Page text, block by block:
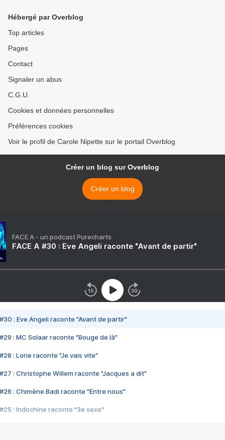
Hébergé par Overblog
Top articles
Pages
Contact
Signaler un abus
C.G.U.
Cookies et données personnelles
Préférences cookies
Voir le profil de Carole Nipette sur le portail Overblog
Créer un blog sur Overblog
Créer un blog
FACE A - un podcast Purecharts
FACE A #30 : Eve Angeli raconte "Avant de partir"
#30 : Eve Angeli raconte "Avant de partir"
#29 : MC Solaar raconte "Bouge de là"
#28 : Lorie raconte "Je vais vite"
#27 : Christophe Willem raconte "Jacques a dit"
#26 : Chimène Badi raconte "Entre nous"
#25 : Indochine raconte "3e sexe"